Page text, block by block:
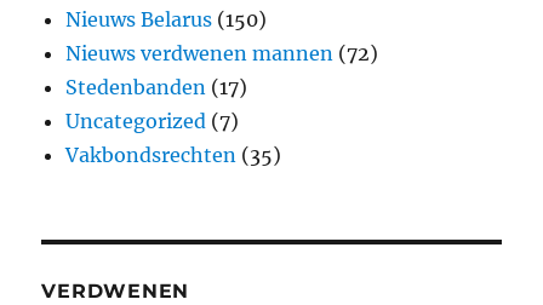
Nieuws Belarus (150)
Nieuws verdwenen mannen (72)
Stedenbanden (17)
Uncategorized (7)
Vakbondsrechten (35)
VERDWENEN